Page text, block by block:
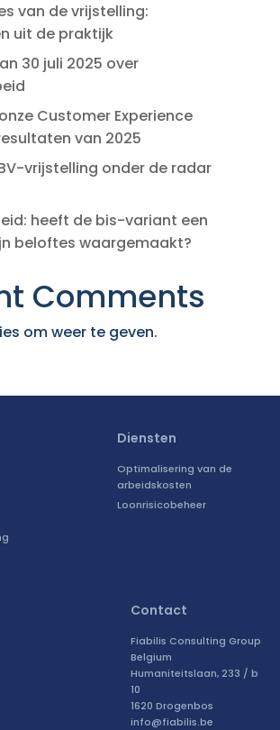
van de vrijstelling:
uit de praktijk
30 juli 2025 over
Customer Experience
van 2025
vrijstelling onder de radar
heeft de bis-variant een
beloftes waargemaakt?
Comments
om weer te geven.
Diensten
Optimalisering van de
arbeidskosten
Loonrisicobeheer
Contact
Fiabilis Consulting Group
Belgium
Humaniteitslaan, 233 / b
10
1620 Drogenbos
info@fiabilis.be